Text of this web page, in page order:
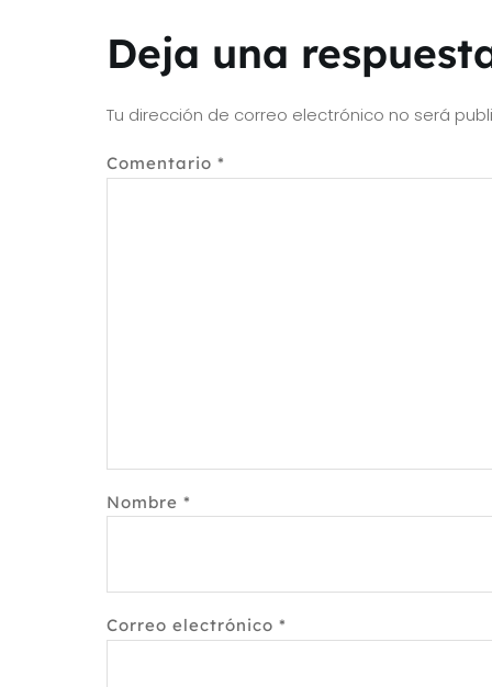
Deja una
Tu dirección de correo electrónico no será
Comentario *
Nombre *
Correo electrónico *